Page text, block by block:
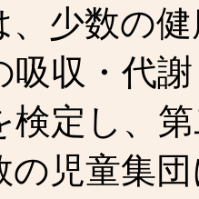
少数の健
吸収・代
検定し、
の児童集